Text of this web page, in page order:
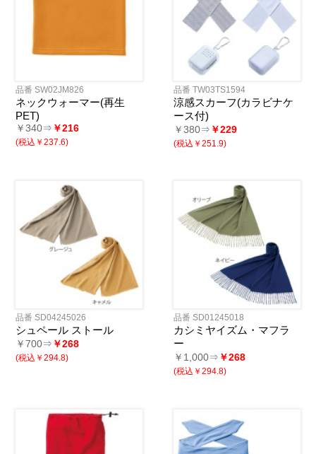
品番 SW02JM826
ネックウォーマー(再生
PET)
￥340⇒ ￥216
(税込￥237.6)
品番 TW03TS1594
涼感スカーフ(カラビナケ
ース付)
￥380⇒ ￥229
(税込￥251.9)
品番 SD04245026
シュペール ストール
￥700⇒ ￥268
(税込￥294.8)
品番 SD01245018
カシミヤイズム・マフラ
ー
￥1,000⇒ ￥268
(税込￥294.8)